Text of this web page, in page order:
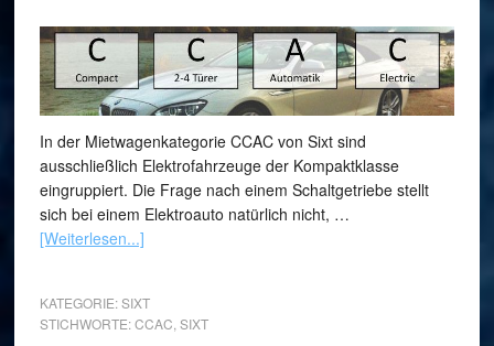
In der Mietwagenkategorie CCAC von Sixt sind
ausschließlich Elektrofahrzeuge der Kompaktklasse
eingruppiert. Die Frage nach einem Schaltgetriebe stellt
sich bei einem Elektroauto natürlich nicht, …
[Weiterlesen...]
KATEGORIE:SIXT
STICHWORTE:CCAC SIXT